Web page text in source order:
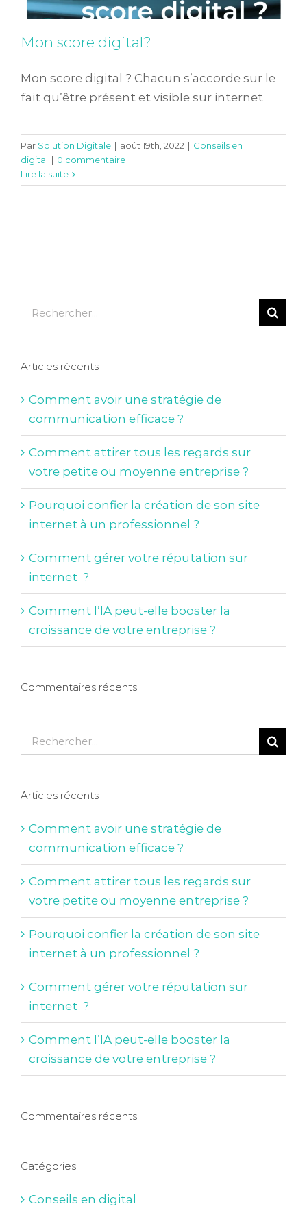
Mon score digital?
Mon score digital ? Chacun s’accorde sur le
fait qu’être présent et visible sur internet
Par Solution Digitale | août 19th, 2022 | Conseils en
digital | 0 commentaire
Lire la suite
Rechercher:
Articles récents
Comment avoir une stratégie de
communication efficace ?
Comment attirer tous les regards sur
votre petite ou moyenne entreprise ?
Pourquoi confier la création de son site
internet à un professionnel ?
Comment gérer votre réputation sur
internet ?
Comment l’IA peut-elle booster la
croissance de votre entreprise ?
Commentaires récents
Rechercher:
Articles récents
Comment avoir une stratégie de
communication efficace ?
Comment attirer tous les regards sur
votre petite ou moyenne entreprise ?
Pourquoi confier la création de son site
internet à un professionnel ?
Comment gérer votre réputation sur
internet ?
Comment l’IA peut-elle booster la
croissance de votre entreprise ?
Commentaires récents
Catégories
Conseils en digital